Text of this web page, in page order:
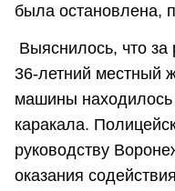
была остановлена,
Выяснилось, что
36-летний местный
машины находилось
каракала.
руководству
оказания